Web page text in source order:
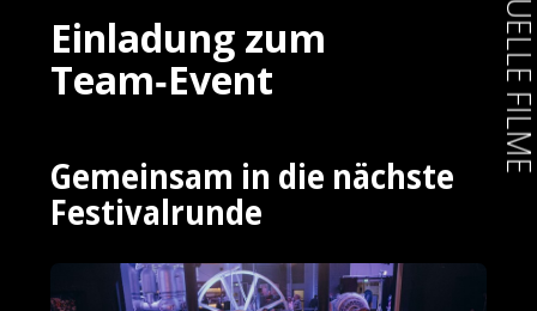
Einladung zum
Team‑Event
Gemeinsam in die nächste
Festivalrunde